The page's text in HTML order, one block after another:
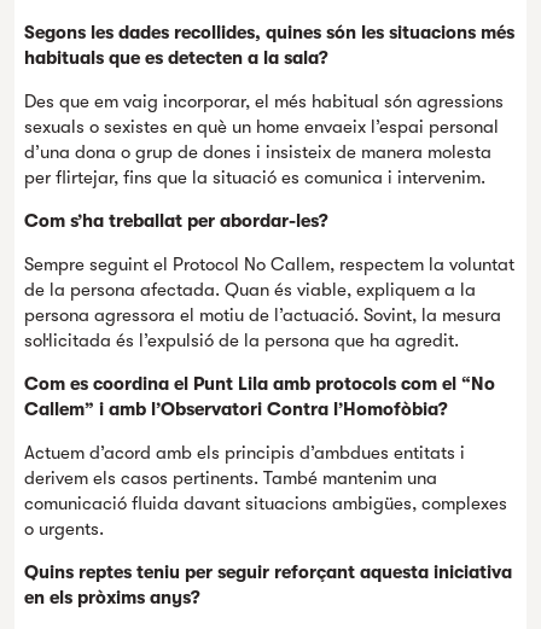
Segons les dades recollides, quines són les situacions més
habituals que es detecten a la sala?
Des que em vaig incorporar, el més habitual són agressions
sexuals o sexistes en què un home envaeix l’espai personal
d’una dona o grup de dones i insisteix de manera molesta
per flirtejar, fins que la situació es comunica i intervenim.
Com s’ha treballat per abordar-les?
Sempre seguint el Protocol No Callem, respectem la voluntat
de la persona afectada. Quan és viable, expliquem a la
persona agressora el motiu de l’actuació. Sovint, la mesura
sol·licitada és l’expulsió de la persona que ha agredit.
Com es coordina el Punt Lila amb protocols com el “No
Callem” i amb l’Observatori Contra l’Homofòbia?
Actuem d’acord amb els principis d’ambdues entitats i
derivem els casos pertinents. També mantenim una
comunicació fluida davant situacions ambigües, complexes
o urgents.
Quins reptes teniu per seguir reforçant aquesta iniciativa
en els pròxims anys?